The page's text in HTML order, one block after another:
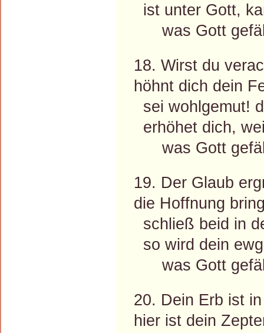
ist unter Gott,
was Gott
18. Wirst du
höhnt dich dein
sei wohlgemut!
erhöhet dich,
was Gott
19. Der Glaub
die Hoffnung
schließ beid in
so wird dein
was Gott
20. Dein Erb ist
hier ist dein